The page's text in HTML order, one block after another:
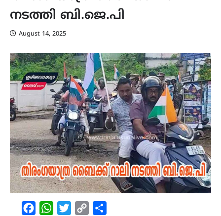
നടത്തി ബി.ജെ.പി
August 14, 2025
FacebookWhatsAppTwitterCopy